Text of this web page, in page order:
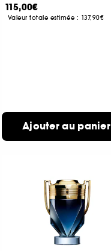
115,00€
Valeur totale estimée : 137,90€
Ajouter au panier